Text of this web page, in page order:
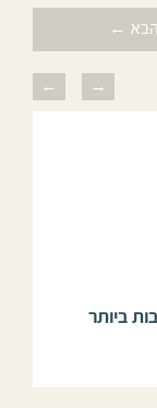
הבא ←
previous next
הטובות ביותר